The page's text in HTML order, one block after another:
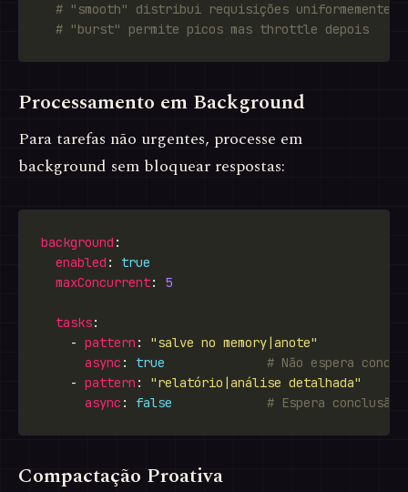
# "smooth" distribui requisições uniformemente
# "burst" permite picos mas throttle depois
Processamento em Background
Para tarefas não urgentes, processe em
background sem bloquear respostas:
background
enabled : true
maxConcurrent: 5
tasks
    -
pattern : "salve no memory|anote"
async : true
# Não espera
    -
pattern : "relatório|análise detalhada"
async : false # Espera
Compactação Proativa